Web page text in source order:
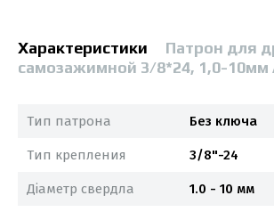
Характеристики
Патрон для
самозажимной 3/8*24, 1,0-10мм
Тип патрона Без ключа
Тип крепления 3/8"-24
Діаметр свердла 1.0 - 10 мм